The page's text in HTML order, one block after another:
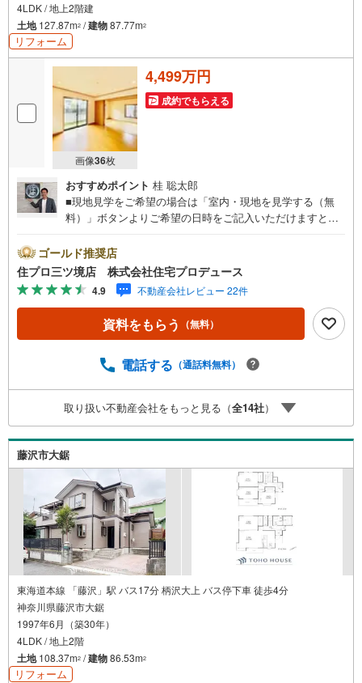
4LDK / 地上2階建
土地127.87m2 /建物87.77m2
リフォーム
画像36枚
4,499万円
成約でもらえる
おすすめポイント 桂 聡太郎
■現地見学をご希望の場合は「室内・現地を見学する（無
料）」ボタンよりご希望の日時をご記入いただけますとス
リアに強い！ 住プロは、藤沢市・綾瀬市エリアの不動産売
買専門会社です！最新物件情報や当社限定で販売する物件
情報も多数ございますので、お気軽にお問合せ下さい！ ----
---------- 弊社独自の住宅ローン提案システム 弊社ではファ
イナンシャル専門スタッフによる【丁寧な資金アドバイ
ス】【ファイナンシャルプラン提案書の作成】を随時行っ
ローン残高】【住宅購入者だけが加入できる無料の生命保
ン返済】65歳以上から必要になる【老後の費用負担】住宅
探しの【このタイミング】で不安な部分を明確にしていき
ませんか？？ --------------
ゴールド推奨店
住プロ三ツ境店 株式会社住宅プロデュース
4.9 不動産会社レビュー 22件
資料をもらう （無料）
電話する （通話料無料）
取り扱い不動産会社をもっと見る（全14社）
藤沢市大鋸
東海道本線 「藤沢」駅 バス17分 柄沢大上 バス停下車 徒歩4分
神奈川県藤沢市大鋸
1997年6月（築30年）
4LDK / 地上2階
土地108.37m2 /建物86.53m2
リフォーム